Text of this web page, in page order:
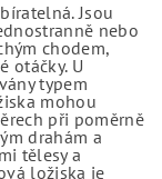
Jsou
nebo
chodem,
otáčky. U
typem
mohou
při poměrně
drahám a
tělesy a
ložiska je